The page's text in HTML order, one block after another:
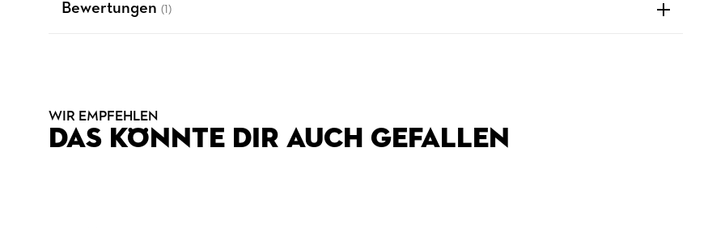
Bewertungen (1)
WIR EMPFEHLEN
DAS KÖNNTE DIR AUCH GEFALLEN